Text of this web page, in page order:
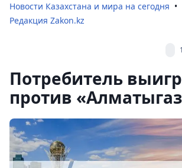
Новости Казахстана и мира на сегодня
Редакция Zakon.kz
Потребитель
против